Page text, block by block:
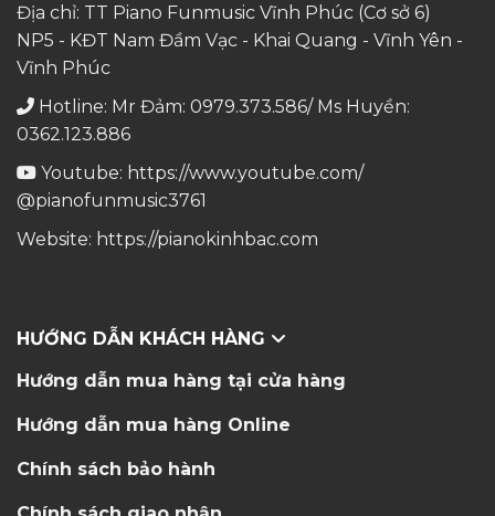
Địa chỉ: TT Piano Funmusic Vĩnh Phúc (Cơ sở 6)
NP5 - KĐT Nam Đầm Vạc - Khai Quang - Vĩnh Yên -
Vĩnh Phúc
Hotline: Mr Đảm: 0979.373.586/ Ms Huyền:
0362.123.886
Youtube: https://www.youtube.com/
@pianofunmusic3761
Website: https://pianokinhbac.com
HƯỚNG DẪN KHÁCH HÀNG
Hướng dẫn mua hàng tại cửa hàng
Hướng dẫn mua hàng Online
Chính sách bảo hành